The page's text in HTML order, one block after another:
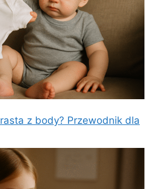
z body? Przewodnik dla